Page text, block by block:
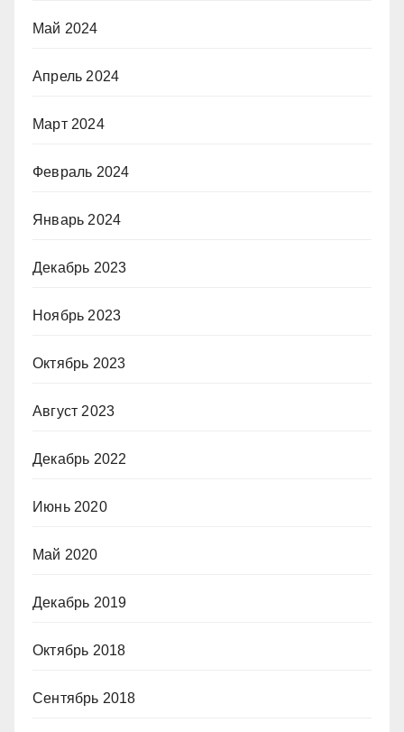
Май 2024
Апрель 2024
Март 2024
Февраль 2024
Январь 2024
Декабрь 2023
Ноябрь 2023
Октябрь 2023
Август 2023
Декабрь 2022
Июнь 2020
Май 2020
Декабрь 2019
Октябрь 2018
Сентябрь 2018